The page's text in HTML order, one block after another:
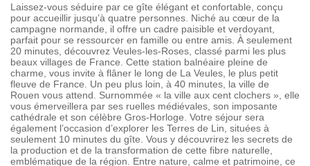
Laissez-vous séduire par ce gîte élégant et confortable, conçu
pour accueillir jusqu’à quatre personnes. Niché au cœur de la
campagne normande, il offre un cadre paisible et verdoyant,
parfait pour se ressourcer en famille ou entre amis. À seulement
20 minutes, découvrez Veules-les-Roses, classé parmi les plus
beaux villages de France. Cette station balnéaire pleine de
charme, vous invite à flâner le long de La Veules, le plus petit
fleuve de France. Un peu plus loin, à 40 minutes, la ville de
Rouen vous attend. Surnommée « la ville aux cent clochers », elle
vous émerveillera par ses ruelles médiévales, son imposante
cathédrale et son célèbre Gros-Horloge. Votre séjour sera
également l’occasion d’explorer les Terres de Lin, situées à
seulement 10 minutes du gîte. Vous y découvrirez les secrets de
la production et de la transformation de cette fibre naturelle,
emblématique de la région. Entre nature, calme et patrimoine, ce